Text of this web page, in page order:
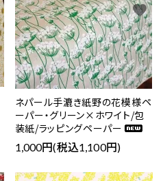
ネパール手漉き紙野の花模様ペ
ーパー・グリーン×ホワイト/包
装紙/ラッピングペーパー
1,000円(税込1,100円)
favorite